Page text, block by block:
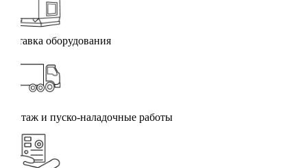
Доставка оборудования
Монтаж и пуско-наладочные работы